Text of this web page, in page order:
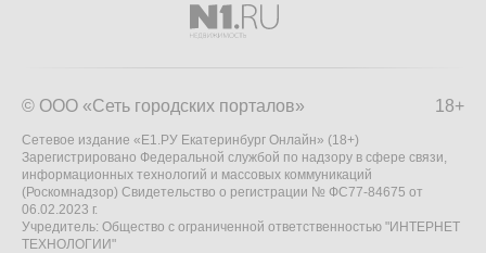
18+
© ООО «Сеть городских порталов»
Сетевое издание «Е1.РУ Екатеринбург Онлайн» (18+)
Зарегистрировано Федеральной службой по надзору в сфере связи,
информационных технологий и массовых коммуникаций
(Роскомнадзор) Свидетельство о регистрации № ФС77-84675 от
06.02.2023 г.
Учредитель: Общество с ограниченной ответственностью "ИНТЕРНЕТ
ТЕХНОЛОГИИ"